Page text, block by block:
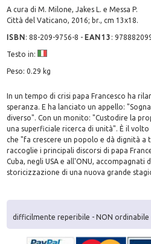
A cura di M. Milone, Jakes L. e Messa P.
Città del Vaticano, 2016; br., cm 13x18.
ISBN:88-209-9756-8 - EAN13 :
Testo in:
Peso: 0.29 kg
In un tempo di crisi papa Francesco ha
speranza. E ha lanciato un appello:
diverso". Con un monito: "Custodire la
una superficiale ricerca di unità". È il
che "fa crescere un popolo e dà dignità
raccoglie i principali discorsi di papa
Cuba, negli USA e all'ONU, accompagnati
storicizzazione di una nuova grande
difficilmente reperibile - NON ordinabile